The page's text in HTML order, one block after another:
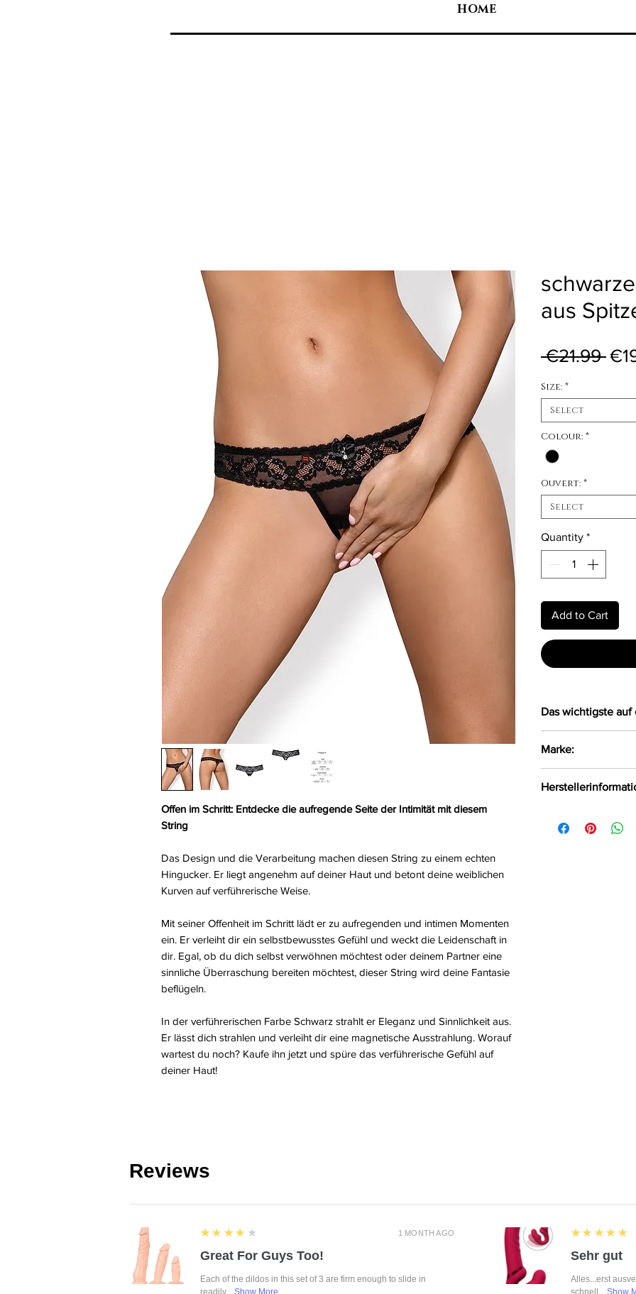
HOME
Offen im Schritt: Entdecke die aufregende Seite der Intimität mit diesem
String
Das Design und die Verarbeitung machen diesen String zu einem echten
Hingucker. Er liegt angenehm auf deiner Haut und betont deine weiblichen
Kurven auf verführerische Weise.
Mit seiner Offenheit im Schritt lädt er zu aufregenden und intimen Momenten
ein. Er verleiht dir ein selbstbewusstes Gefühl und weckt die Leidenschaft in
dir. Egal, ob du dich selbst verwöhnen möchtest oder deinem Partner eine
sinnliche Überraschung bereiten möchtest, dieser String wird deine Fantasie
beflügeln.
In der verführerischen Farbe Schwarz strahlt er Eleganz und Sinnlichkeit aus.
Er lässt dich strahlen und verleiht dir eine magnetische Ausstrahlung. Worauf
wartest du noch? Kaufe ihn jetzt und spüre das verführerische Gefühl auf
deiner Haut!
aus
€21.99
Size: *
Select
Colour: *
Ouvert: *
Select
Quantity *
Add to Cart
Das wichtigste auf
Im Schritt offen
Größe:S/M, L/XL
Farbe:schwarz
Marke:
Krolewska Street 1
Reviews
1 MONTH AGO
4
★★★★★
Great For Guys Too!
Each of the dildos in this set of 3 are firm enough to slide in
readily,...Show More
5
★★★★★
Sehr gut
Alles...erst
schnell....Show